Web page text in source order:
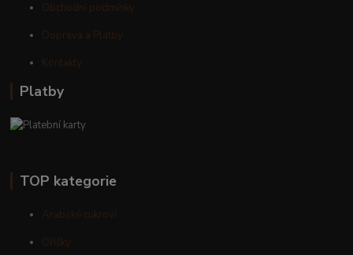
Obchodní podmínky
Doprava a Platby
Kontakty
Platby
TOP kategorie
Arabské cukroví
Oříšky